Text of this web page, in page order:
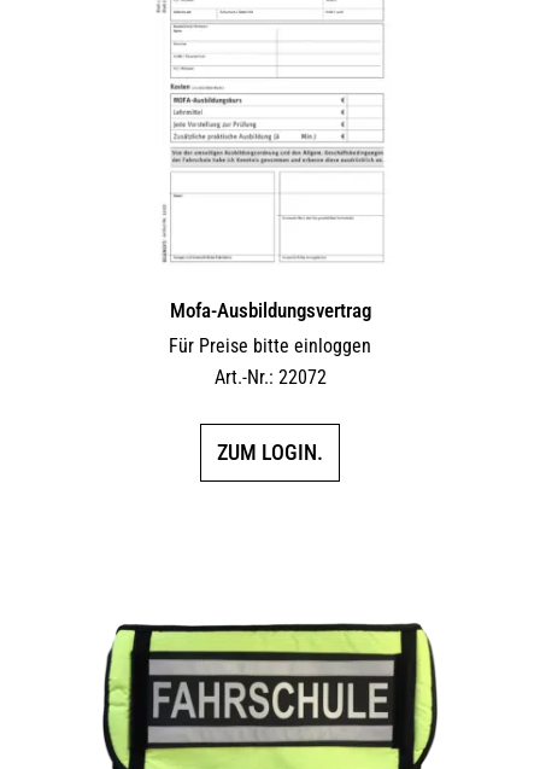
Mofa-Ausbildungsvertrag
Für Preise bitte einloggen
Art.-Nr.: 22072
ZUM LOGIN.